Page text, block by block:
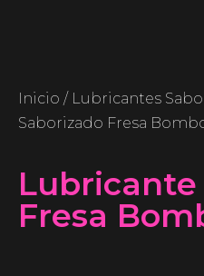
Inicio / Lubricantes
Saborizado Fresa
Lubricante
Fresa